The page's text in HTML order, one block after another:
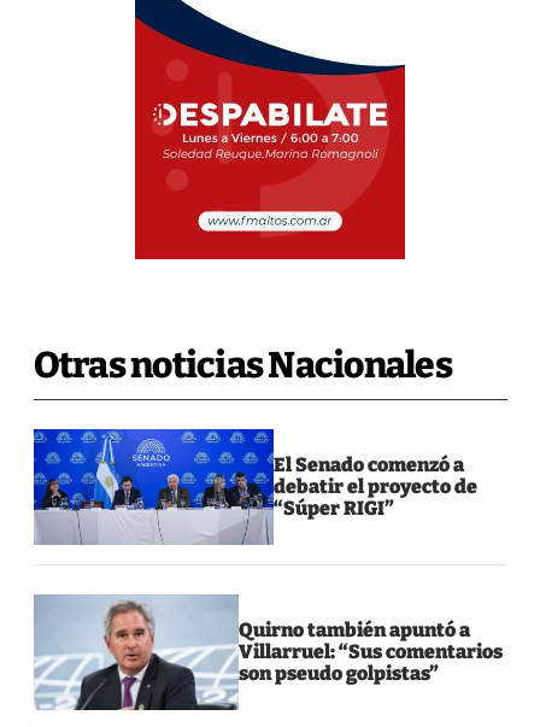
Otras noticias Nacionales
El Senado comenzó a
debatir el proyecto de
“Súper RIGI”
Quirno también apuntó a
Villarruel: “Sus comentarios
son pseudo golpistas”